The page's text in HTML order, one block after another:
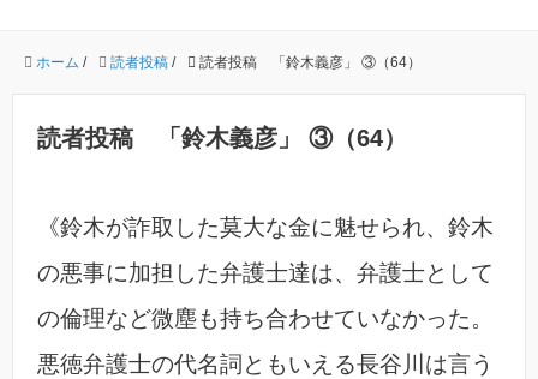
ホーム / 読者投稿 / 読者投稿 「鈴木義彦」 ③（64）
読者投稿 「鈴木義彦」 ③（64）
《鈴木が詐取した莫大な金に魅せられ、鈴木
の悪事に加担した弁護士達は、弁護士として
の倫理など微塵も持ち合わせていなかった。
悪徳弁護士の代名詞ともいえる長谷川は言う